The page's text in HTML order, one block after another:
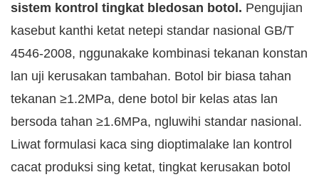
sistem kontrol tingkat bledosan botol. Pengujian
kasebut kanthi ketat netepi standar nasional GB/T
4546-2008, nggunakake kombinasi tekanan konstan
lan uji kerusakan tambahan. Botol bir biasa tahan
tekanan ≥1.2MPa, dene botol bir kelas atas lan
bersoda tahan ≥1.6MPa, ngluwihi standar nasional.
Liwat formulasi kaca sing dioptimalake lan kontrol
cacat produksi sing ketat, tingkat kerusakan botol